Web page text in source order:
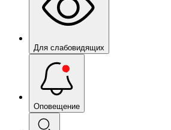
Для слабовидящих
Оповещение